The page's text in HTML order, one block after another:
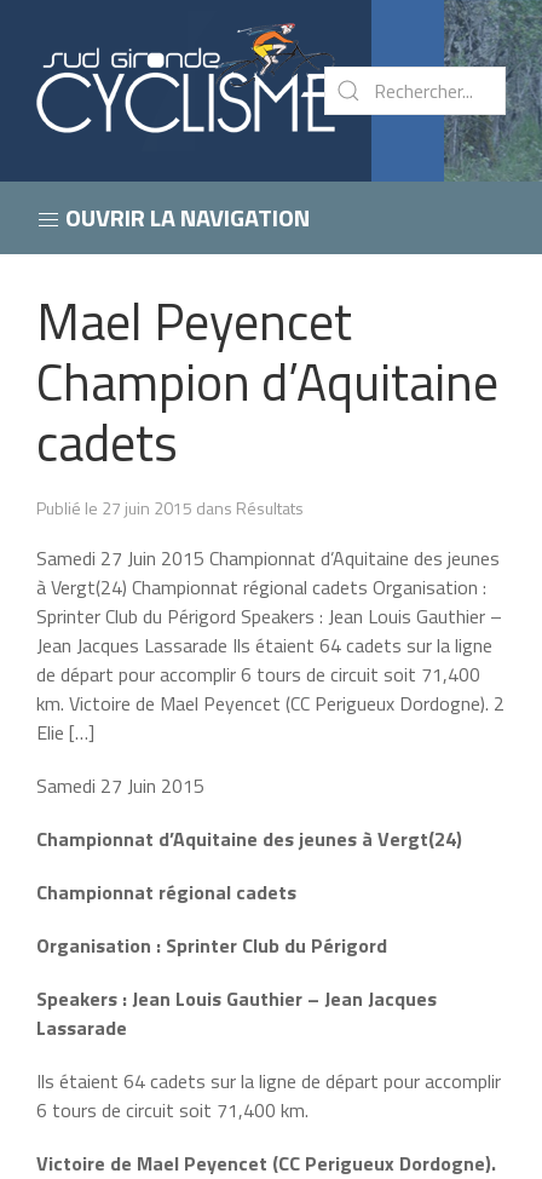
OUVRIR LA NAVIGATION
Mael Peyencet
Champion d’Aquitaine
cadets
Publié le 27 juin 2015 dans Résultats
Samedi 27 Juin 2015 Championnat d’Aquitaine des jeunes
à Vergt(24) Championnat régional cadets Organisation :
Sprinter Club du Périgord Speakers : Jean Louis Gauthier –
Jean Jacques Lassarade Ils étaient 64 cadets sur la ligne
de départ pour accomplir 6 tours de circuit soit 71,400
km. Victoire de Mael Peyencet (CC Perigueux Dordogne). 2
Elie […]
Samedi 27 Juin 2015
Championnat d’Aquitaine des jeunes à Vergt(24)
Championnat régional cadets
Organisation : Sprinter Club du Périgord
Speakers : Jean Louis Gauthier – Jean Jacques
Lassarade
Ils étaient 64 cadets sur la ligne de départ pour accomplir
6 tours de circuit soit 71,400 km.
Victoire de Mael Peyencet (CC Perigueux Dordogne).